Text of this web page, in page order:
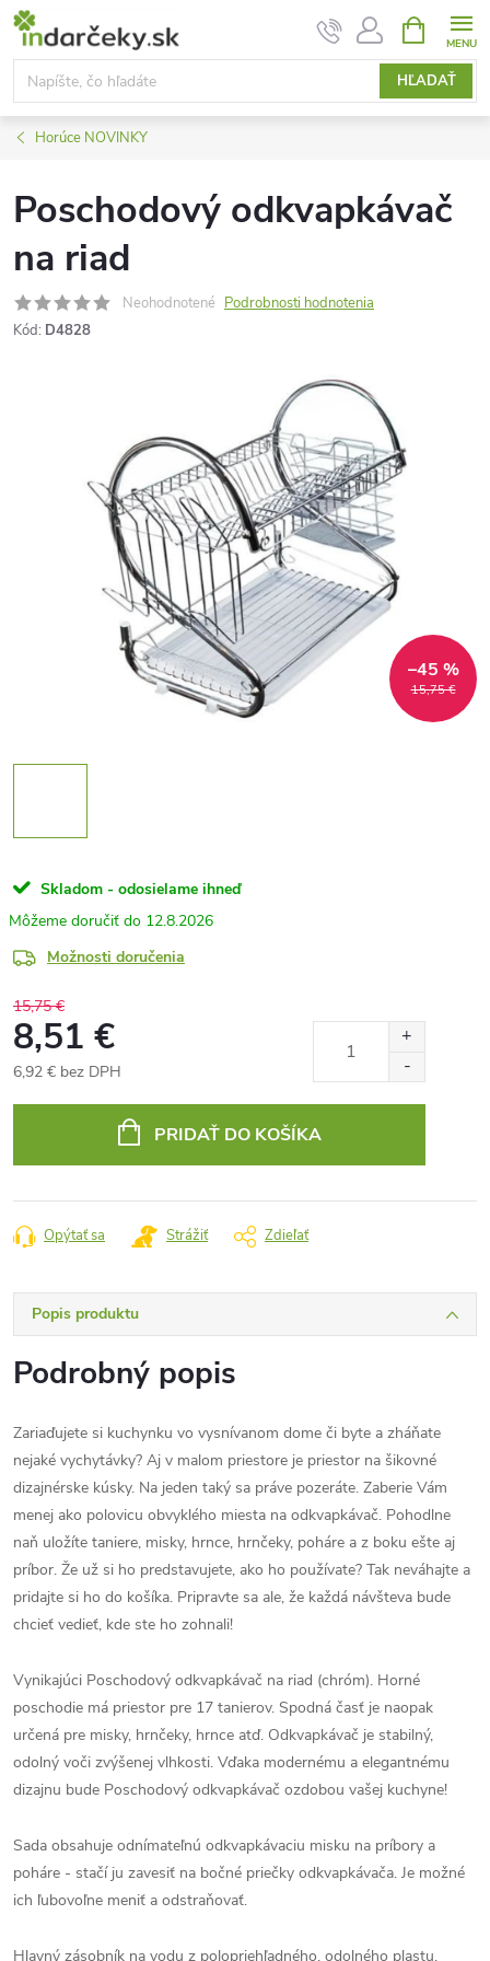
Prejsť
obsah
HĽADAŤ
KOŠÍK
Horúce NOVINKY
Poschodový odkvapkávač
na riad
Neohodnotené Podrobnosti hodnotenia
Kód: D4828
15,75 €
–45 %
Skladom - odosielame ihneď
12.8.2026
Možnosti doručenia
15,75 €
8,51 €
6,92 € bez DPH
PRIDAŤ DO KOŠÍKA
Opýtať sa Strážiť Zdieľať
Popis produktu
Podrobný popis
Zariaďujete si kuchynku vo vysnívanom dome či byte a zháňate
nejaké vychytávky? Aj v malom priestore je priestor na šikovné
dizajnérske kúsky. Na jeden taký sa práve pozeráte. Zaberie Vám
menej ako polovicu obvyklého miesta na odkvapkávač. Pohodlne
naň uložíte taniere, misky, hrnce, hrnčeky, poháre a z boku ešte aj
príbor. Že už si ho predstavujete, ako ho používate? Tak neváhajte a
pridajte si ho do košíka. Pripravte sa ale, že každá návšteva bude
chcieť vedieť, kde ste ho zohnali!
Vynikajúci Poschodový odkvapkávač na riad (chróm). Horné
poschodie má priestor pre 17 tanierov. Spodná časť je naopak
určená pre misky, hrnčeky, hrnce atď. Odkvapkávač je stabilný,
odolný voči zvýšenej vlhkosti. Vďaka modernému a elegantnému
dizajnu bude Poschodový odkvapkávač ozdobou vašej kuchyne!
Sada obsahuje odnímateľnú odkvapkávaciu misku na príbory a
poháre - stačí ju zavesiť na bočné priečky odkvapkávača. Je možné
ich ľubovoľne meniť a odstraňovať.
Hlavný zásobník na vodu z polopriehľadného, odolného plastu.